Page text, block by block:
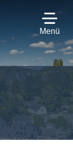
Menü